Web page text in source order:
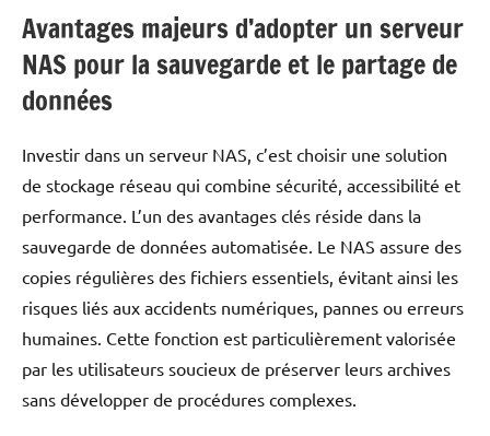
Avantages majeurs d’adopter un serveur
NAS pour la sauvegarde et le partage de
données
Investir dans un serveur NAS, c’est choisir une solution
de stockage réseau qui combine sécurité, accessibilité et
performance. L’un des avantages clés réside dans la
sauvegarde de données automatisée. Le NAS assure des
copies régulières des fichiers essentiels, évitant ainsi les
risques liés aux accidents numériques, pannes ou erreurs
humaines. Cette fonction est particulièrement valorisée
par les utilisateurs soucieux de préserver leurs archives
sans développer de procédures complexes.